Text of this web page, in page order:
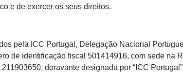
e de exercer os seus direitos.
pela ICC Portugal, Delegação Nacional
de identificação fiscal 501414916, com sede na
doravante designada por “ICC